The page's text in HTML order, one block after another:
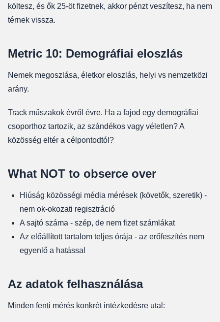
költesz, és ők 25-öt fizetnek, akkor pénzt veszítesz, ha nem
térnek vissza.
Metric 10: Demográfiai eloszlás
Nemek megoszlása, életkor eloszlás, helyi vs nemzetközi
arány.
Track műszakok évről évre. Ha a fajod egy demográfiai
csoporthoz tartozik, az szándékos vagy véletlen? A
közösség eltér a célpontodtól?
What NOT to obserce over
Hiúság közösségi média mérések (követők, szeretik) -
nem ok-okozati regisztráció
A sajtó száma - szép, de nem fizet számlákat
Az előállított tartalom teljes órája - az erőfeszítés nem
egyenlő a hatással
Az adatok felhasználása
Minden fenti mérés konkrét intézkedésre utal: